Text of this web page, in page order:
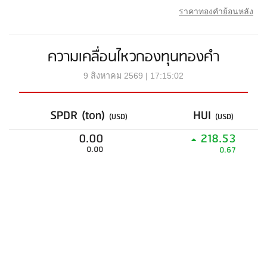
ราคาทองคำย้อนหลัง
ความเคลื่อนไหวกองทุนทองคำ
9 สิงหาคม 2569 | 17:15:02
SPDR (ton) (USD) HUI (USD)
0.00
0.00
218.53
0.67